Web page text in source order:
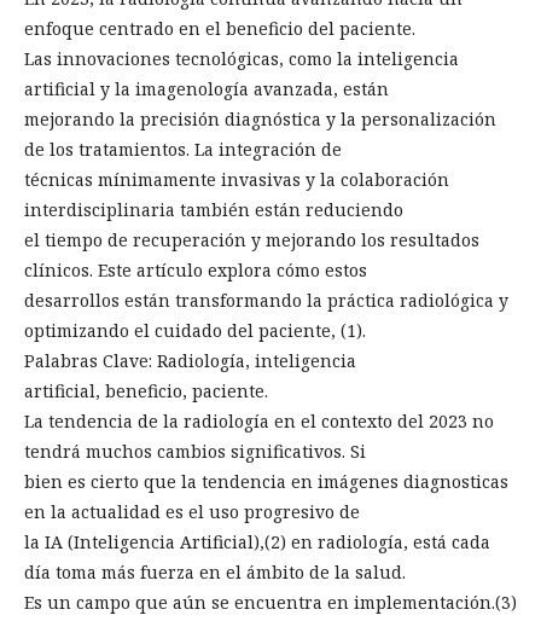
enfoque centrado en el beneficio del paciente.
Las innovaciones tecnológicas, como la inteligencia
artificial y la imagenología avanzada, están
mejorando la precisión diagnóstica y la personalización
de los tratamientos. La integración de
técnicas mínimamente invasivas y la colaboración
interdisciplinaria también están reduciendo
el tiempo de recuperación y mejorando los resultados
clínicos. Este artículo explora cómo estos
desarrollos están transformando la práctica radiológica y
optimizando el cuidado del paciente, (1).
Palabras Clave: Radiología, inteligencia
artificial, beneficio, paciente.
La tendencia de la radiología en el contexto del 2023 no
tendrá muchos cambios significativos. Si
bien es cierto que la tendencia en imágenes diagnosticas
en la actualidad es el uso progresivo de
la IA (Inteligencia Artificial),(2) en radiología, está cada
día toma más fuerza en el ámbito de la salud.
Es un campo que aún se encuentra en implementación.(3)